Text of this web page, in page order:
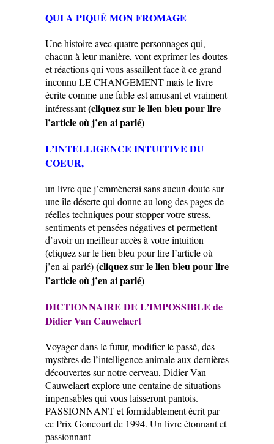
QUI A PIQUÉ MON FROMAGE
Une histoire avec quatre personnages qui,
chacun à leur manière, vont exprimer les doutes
et réactions qui vous assaillent face à ce grand
inconnu LE CHANGEMENT mais le livre
écrite comme une fable est amusant et vraiment
intéressant(cliquez sur le lien bleu pour lire
l’article où j’en ai parlé)
L’INTELLIGENCE INTUITIVE DU
COEUR,
un livre que j’emmènerai sans aucun doute sur
une île déserte qui donne au long des pages de
réelles techniques pour stopper votre stress,
sentiments et pensées négatives et permettent
d’avoir un meilleur accès à votre intuition
(cliquez sur le lien bleu pour lire l’article où
j’en ai parlé)(cliquez sur le lien bleu pour lire
l’article où j’en ai parlé)
DICTIONNAIRE DE L’IMPOSSIBLE de
Didier Van Cauwelaert
Voyager dans le futur, modifier le passé, des
mystères de l’intelligence animale aux dernières
découvertes sur notre cerveau, Didier Van
Cauwelaert explore une centaine de situations
impensables qui vous laisseront pantois.
PASSIONNANT et formidablement écrit par
ce Prix Goncourt de 1994. Un livre étonnant et
passionnant